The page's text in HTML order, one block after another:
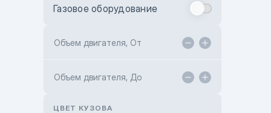
Toyota Kokshetau
Hyundai ShymCity
Газовое оборудование
Объем двигателя, От
Объем двигателя, До
ЦВЕТ КУЗОВА